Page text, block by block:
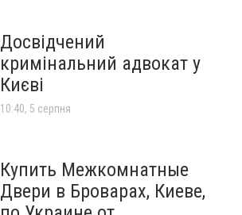
Досвідчений
кримінальний адвокат у
Києві
10:40, 5 серпня
Купить Межкомнатные
Двери в Броварах, Киеве,